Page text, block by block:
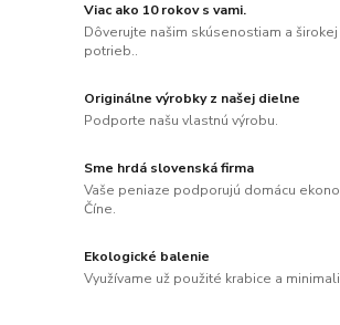
Viac ako 10 rokov s vami.
Dôverujte našim skúsenostiam a
potrieb..
Originálne výrobky z našej dielne
Podporte našu vlastnú výrobu.
Sme hrdá slovenská firma
Vaše peniaze podporujú domácu
Číne.
Ekologické balenie
Využívame už použité krabice a